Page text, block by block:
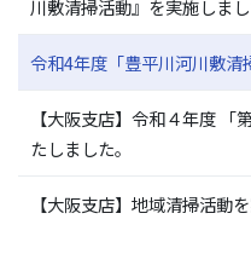
川敷清掃活動』を実施しま
令和4年度「豊平川河川敷清
【大阪支店】令和４年度
たしました。
【大阪支店】地域清掃活動